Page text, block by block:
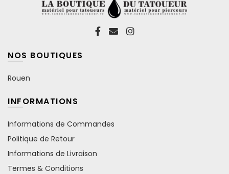
NOS BOUTIQUES
Rouen
INFORMATIONS
Informations de Commandes
Politique de Retour
Informations de Livraison
Termes & Conditions